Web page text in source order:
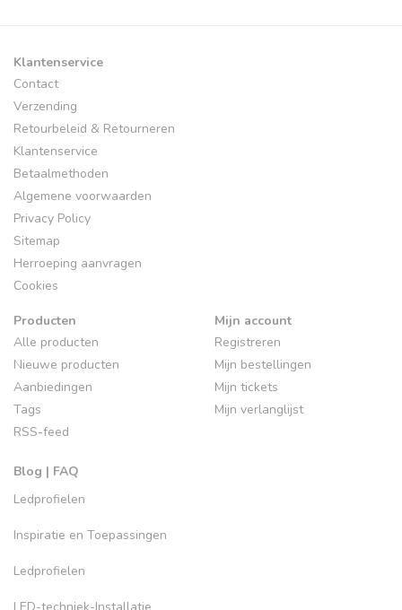
Klantenservice
Contact
Verzending
Retourbeleid & Retourneren
Klantenservice
Betaalmethoden
Algemene voorwaarden
Privacy Policy
Sitemap
Herroeping aanvragen
Cookies
Producten
Alle producten
Nieuwe producten
Aanbiedingen
Tags
RSS-feed
Blog | FAQ
Ledprofielen
Inspiratie en Toepassingen
Ledprofielen
Mijn account
Registreren
Mijn bestellingen
Mijn tickets
Mijn verlanglijst